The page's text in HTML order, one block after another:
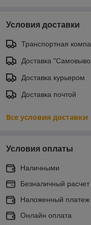
Условия доставки
Транспортная
Доставка
Доставка курьером
Доставка почтой
Все условия доставки
Условия оплаты
Наличными
Безналичный расчет
Наложенный платеж
Онлайн оплата